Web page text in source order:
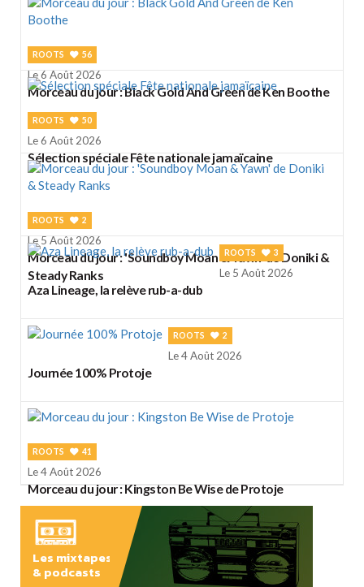
ROOTS 56
Le 6 Août 2026
Morceau du jour : Black Gold And Green de Ken Boothe
ROOTS 50
Le 6 Août 2026
Sélection spéciale Fête nationale jamaïcaine
ROOTS 2
Le 5 Août 2026
Morceau du jour : 'Soundboy Moan & Yawn' de Doniki &
Steady Ranks
ROOTS 3
Le 5 Août 2026
Aza Lineage, la relève rub-a-dub
ROOTS 2
Le 4 Août 2026
Journée 100% Protoje
ROOTS 41
Le 4 Août 2026
Morceau du jour : Kingston Be Wise de Protoje
Les mixtapes
& podcasts